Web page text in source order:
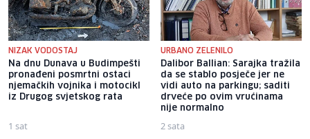
NIZAK VODOSTAJ
Na dnu Dunava u Budimpešti
pronađeni posmrtni ostaci
njemačkih vojnika i motocikl
iz Drugog svjetskog rata
1 sat
URBANO ZELENILO
Dalibor Ballian: Sarajka tražila
da se stablo posječe jer ne
vidi auto na parkingu; saditi
drveće po ovim vrućinama
nije normalno
2 sata